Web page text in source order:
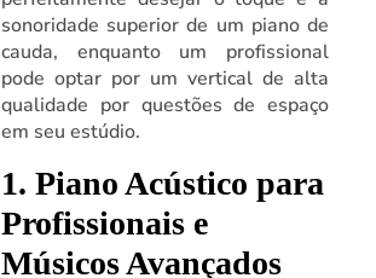
sonoridade superior de um piano de
cauda, enquanto um profissional
pode optar por um vertical de alta
qualidade por questões de espaço
em seu estúdio.
1. Piano Acústico para
Profissionais e
Músicos Avançados